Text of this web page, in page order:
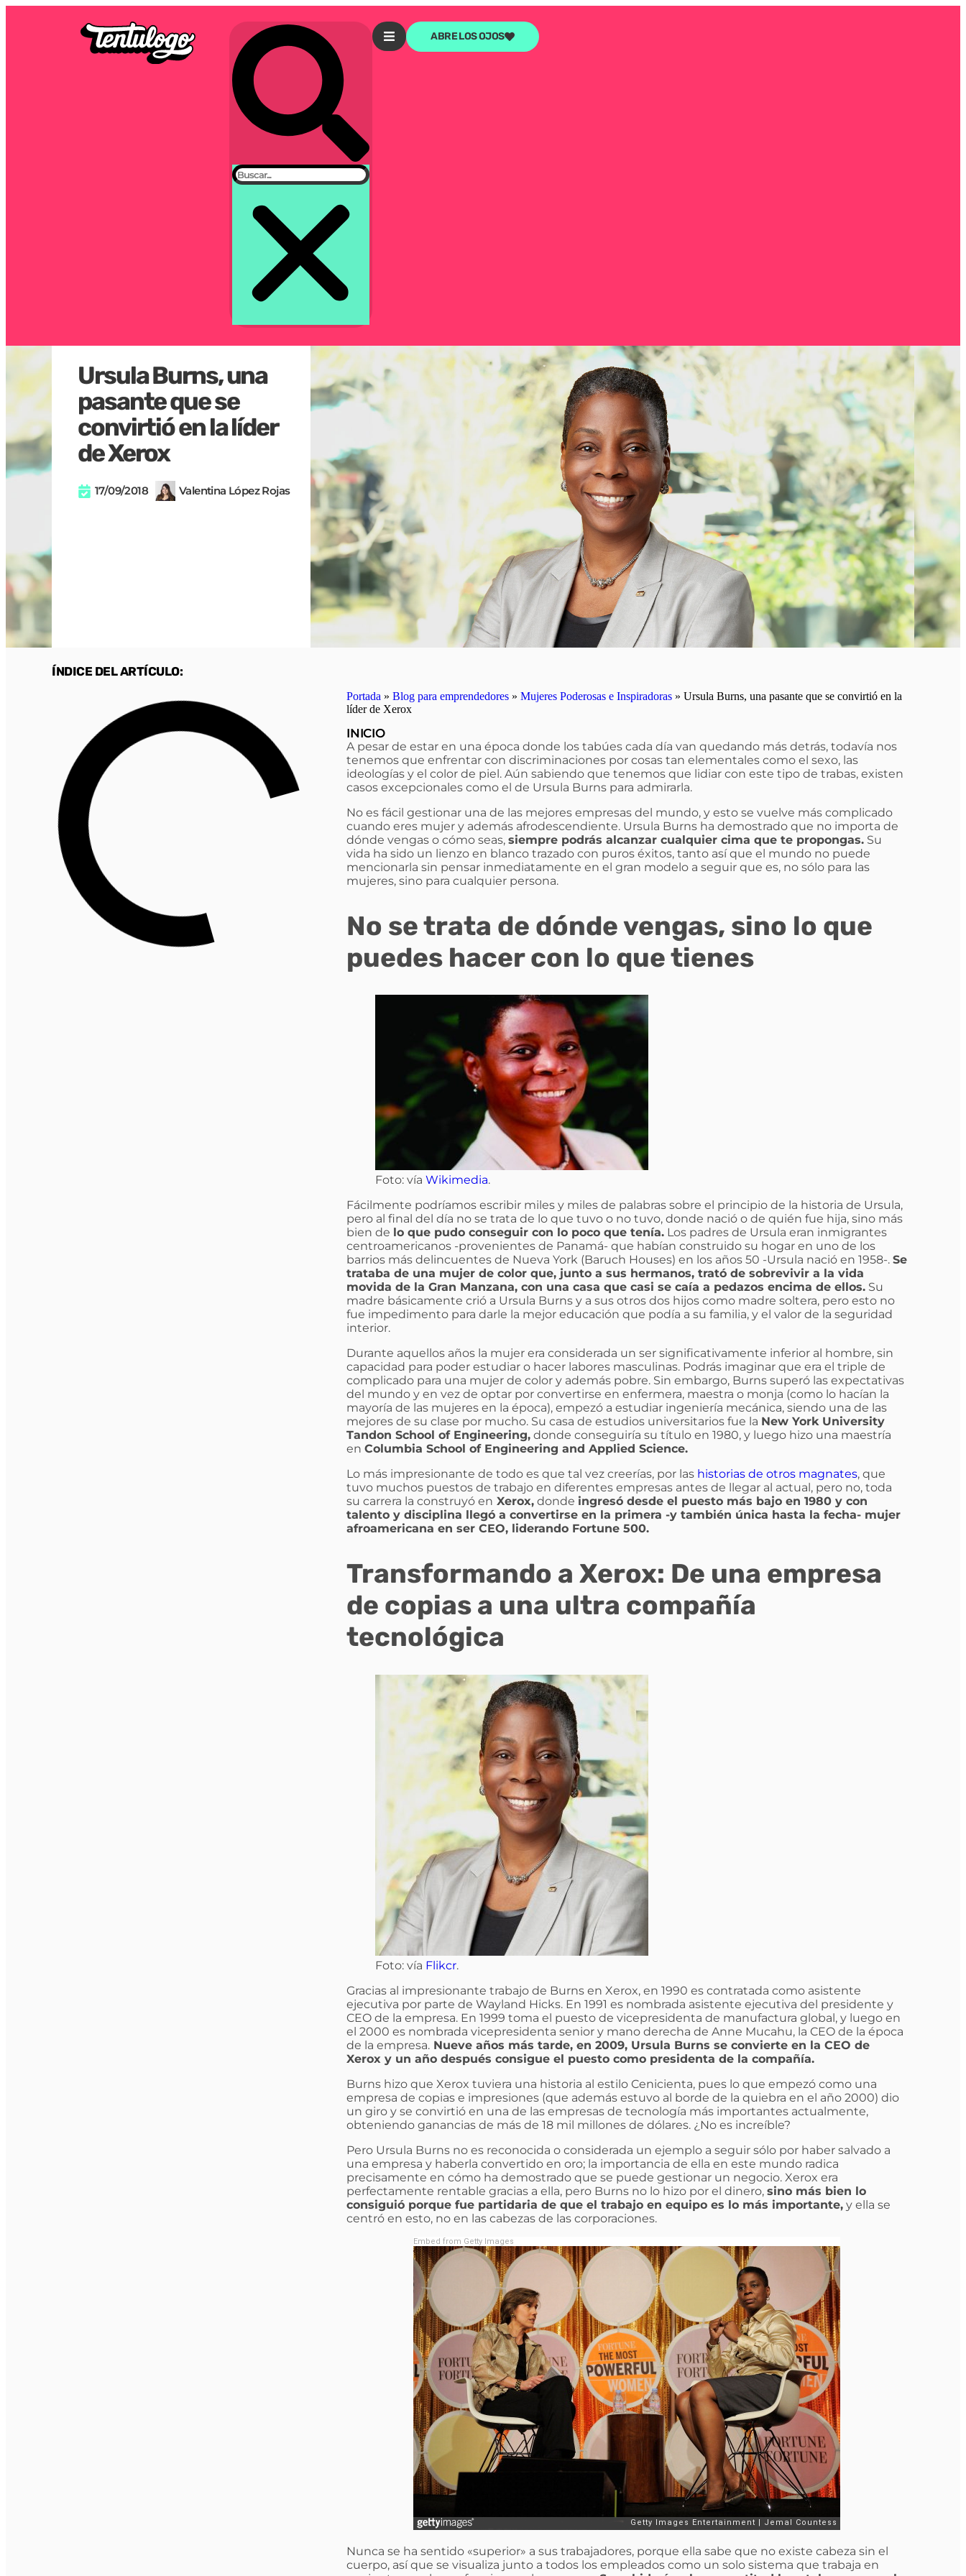
ABRE LOS OJOS
Ursula Burns, una
pasante que se
convirtió en la líder
de Xerox
17/09/2018 Valentina López Rojas
ÍNDICE DEL ARTÍCULO:
Portada » Blog para emprendedores » Mujeres Poderosas e Inspiradoras » Ursula Burns, una pasante que se convirtió en la
líder de Xerox
INICIO
A pesar de estar en una época donde los tabúes cada día van quedando más detrás, todavía nos
tenemos que enfrentar con discriminaciones por cosas tan elementales como el sexo, las
ideologías y el color de piel. Aún sabiendo que tenemos que lidiar con este tipo de trabas, existen
casos excepcionales como el de Ursula Burns para admirarla.
No es fácil gestionar una de las mejores empresas del mundo, y esto se vuelve más complicado
cuando eres mujer y además afrodescendiente. Ursula Burns ha demostrado que no importa de
dónde vengas o cómo seas, siempre podrás alcanzar cualquier cima que te propongas. Su
vida ha sido un lienzo en blanco trazado con puros éxitos, tanto así que el mundo no puede
mencionarla sin pensar inmediatamente en el gran modelo a seguir que es, no sólo para las
mujeres, sino para cualquier persona.
No se trata de dónde vengas, sino lo que
puedes hacer con lo que tienes
Foto: vía Wikimedia.
Fácilmente podríamos escribir miles y miles de palabras sobre el principio de la historia de Ursula,
pero al final del día no se trata de lo que tuvo o no tuvo, donde nació o de quién fue hija, sino más
bien de lo que pudo conseguir con lo poco que tenía. Los padres de Ursula eran inmigrantes
centroamericanos -provenientes de Panamá- que habían construido su hogar en uno de los
barrios más delincuentes de Nueva York (Baruch Houses) en los años 50 -Ursula nació en 1958-. Se
trataba de una mujer de color que, junto a sus hermanos, trató de sobrevivir a la vida
movida de la Gran Manzana, con una casa que casi se caía a pedazos encima de ellos. Su
madre básicamente crió a Ursula Burns y a sus otros dos hijos como madre soltera, pero esto no
fue impedimento para darle la mejor educación que podía a su familia, y el valor de la seguridad
interior.
Durante aquellos años la mujer era considerada un ser significativamente inferior al hombre, sin
capacidad para poder estudiar o hacer labores masculinas. Podrás imaginar que era el triple de
complicado para una mujer de color y además pobre. Sin embargo, Burns superó las expectativas
del mundo y en vez de optar por convertirse en enfermera, maestra o monja (como lo hacían la
mayoría de las mujeres en la época), empezó a estudiar ingeniería mecánica, siendo una de las
mejores de su clase por mucho. Su casa de estudios universitarios fue la New York University
Tandon School of Engineering, donde conseguiría su título en 1980, y luego hizo una maestría
en Columbia School of Engineering and Applied Science.
Lo más impresionante de todo es que tal vez creerías, por las historias de otros magnates, que
tuvo muchos puestos de trabajo en diferentes empresas antes de llegar al actual, pero no, toda
su carrera la construyó en Xerox, donde ingresó desde el puesto más bajo en 1980 y con
talento y disciplina llegó a convertirse en la primera -y también única hasta la fecha- mujer
afroamericana en ser CEO, liderando Fortune 500.
Transformando a Xerox: De una empresa
de copias a una ultra compañía
tecnológica
Foto: vía Flikcr.
Gracias al impresionante trabajo de Burns en Xerox, en 1990 es contratada como asistente
ejecutiva por parte de Wayland Hicks. En 1991 es nombrada asistente ejecutiva del presidente y
CEO de la empresa. En 1999 toma el puesto de vicepresidenta de manufactura global, y luego en
el 2000 es nombrada vicepresidenta senior y mano derecha de Anne Mucahu, la CEO de la época
de la empresa. Nueve años más tarde, en 2009, Ursula Burns se convierte en la CEO de
Xerox y un año después consigue el puesto como presidenta de la compañía.
Burns hizo que Xerox tuviera una historia al estilo Cenicienta, pues lo que empezó como una
empresa de copias e impresiones (que además estuvo al borde de la quiebra en el año 2000) dio
un giro y se convirtió en una de las empresas de tecnología más importantes actualmente,
obteniendo ganancias de más de 18 mil millones de dólares. ¿No es increíble?
Pero Ursula Burns no es reconocida o considerada un ejemplo a seguir sólo por haber salvado a
una empresa y haberla convertido en oro; la importancia de ella en este mundo radica
precisamente en cómo ha demostrado que se puede gestionar un negocio. Xerox era
perfectamente rentable gracias a ella, pero Burns no lo hizo por el dinero, sino más bien lo
consiguió porque fue partidaria de que el trabajo en equipo es lo más importante, y ella se
centró en esto, no en las cabezas de las corporaciones.
Embed from Getty Images
Nunca se ha sentido «superior» a sus trabajadores, porque ella sabe que no existe cabeza sin el
cuerpo, así que se visualiza junto a todos los empleados como un solo sistema que trabaja en